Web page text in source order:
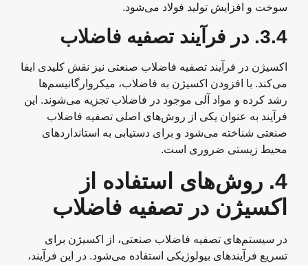
سوخت و افزایش تولید فولاد می‌شود.
3.4. در فرآیند تصفیه فاضلاب
اکسیژن در فرآیند تصفیه فاضلاب صنعتی نیز نقش کلیدی ایفا
می‌کند. با افزودن اکسیژن به فاضلاب، میکروارگانیسم‌ها
رشد کرده و مواد آلی موجود در فاضلاب تجزیه می‌شوند. این
فرآیند به عنوان یکی از روش‌های اصلی تصفیه فاضلاب
صنعتی شناخته می‌شود و برای دستیابی به استانداردهای
محیط زیستی ضروری است.
4.
روش‌های استفاده از
اکسیژن در تصفیه فاضلاب
در سیستم‌های تصفیه فاضلاب صنعتی، از اکسیژن برای
تسریع فرآیندهای بیولوژیکی استفاده می‌شود. در این فرآیند،